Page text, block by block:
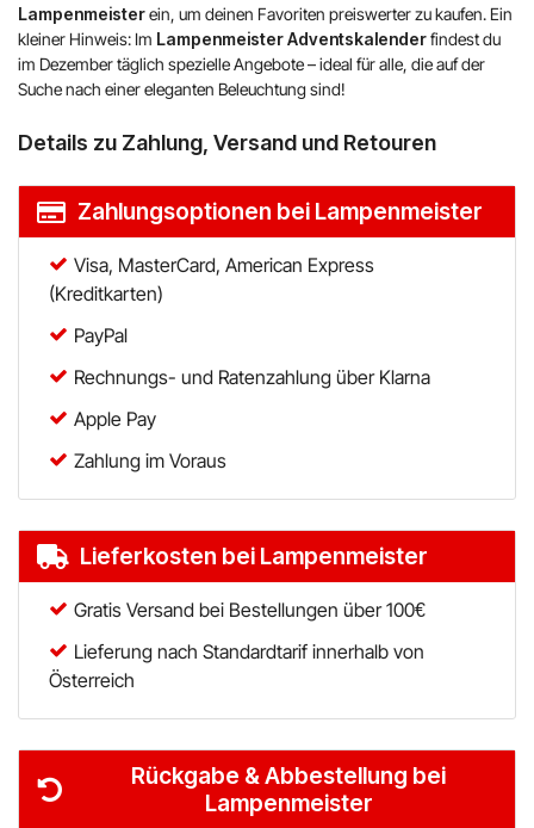
Lampenmeisterein, um deinen Favoriten preiswerter zu kaufen. Ein
kleiner Hinweis: Im Lampenmeister Adventskalenderfindest du
im Dezember täglich spezielle Angebote – ideal für alle, die auf der
Suche nach einer eleganten Beleuchtung sind!
Details zu Zahlung, Versand und Retouren
Zahlungsoptionen bei Lampenmeister
Visa, MasterCard, American Express
(Kreditkarten)
PayPal
Rechnungs- und Ratenzahlung über Klarna
Apple Pay
Zahlung im Voraus
Lieferkosten bei Lampenmeister
Gratis Versand bei Bestellungen über 100€
Lieferung nach Standardtarif innerhalb von
Österreich
Rückgabe & Abbestellung bei
Lampenmeister